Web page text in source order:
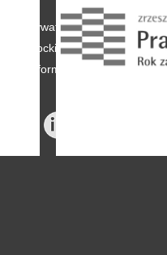
prywatności
coockies
informacyjne